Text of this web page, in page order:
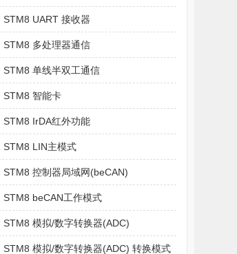
STM8 UART 接收器
STM8 多处理器通信
STM8 单线半双工通信
STM8 智能卡
STM8 IrDA红外功能
STM8 LIN主模式
STM8 控制器局域网(beCAN)
STM8 beCAN工作模式
STM8 模拟/数字转换器(ADC)
STM8 模拟/数字转换器(ADC) 转换模式